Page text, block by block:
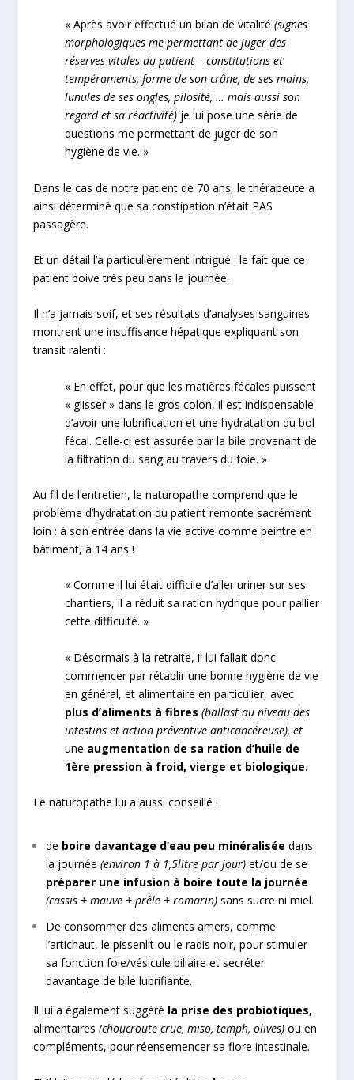
« Après avoir effectué un bilan de vitalité(signes
morphologiques me permettant de juger des
réserves vitales du patient – constitutions et
tempéraments, forme de son crâne, de ses mains,
lunules de ses ongles, pilosité, … mais aussi son
regard et sa réactivité) je lui pose une série de
questions me permettant de juger de son
hygiène de vie. »
Dans le cas de notre patient de 70 ans, le thérapeute a
ainsi déterminé que sa constipation n’était PAS
passagère.
Et un détail l’a particulièrement intrigué : le fait que ce
patient boive très peu dans la journée.
Il n’a jamais soif, et ses résultats d’analyses sanguines
montrent une insuffisance hépatique expliquant son
transit ralenti :
« En effet, pour que les matières fécales puissent
« glisser » dans le gros colon, il est indispensable
d’avoir une lubrification et une hydratation du bol
fécal. Celle-ci est assurée par la bile provenant de
la filtration du sang au travers du foie. »
Au fil de l’entretien, le naturopathe comprend que le
problème d’hydratation du patient remonte sacrément
loin : à son entrée dans la vie active comme peintre en
bâtiment, à 14 ans !
« Comme il lui était difficile d’aller uriner sur ses
chantiers, il a réduit sa ration hydrique pour pallier
cette difficulté. »
« Désormais à la retraite, il lui fallait donc
commencer par rétablir une bonne hygiène de vie
en général, et alimentaire en particulier, avec
plus d’aliments à fibres(ballast au niveau des
intestins et action préventive anticancéreuse), et
une augmentation de sa ration d’huile de
1ère pression à froid, vierge et biologique.
Le naturopathe lui a aussi conseillé :
de boire davantage d’eau peu minéralisée dans
la journée(environ 1 à 1,5litre par jour)et/ou de se
préparer une infusion à boire toute la journée
(cassis + mauve + prêle + romarin)sans sucre ni miel.
De consommer des aliments amers, comme
l’artichaut, le pissenlit ou le radis noir, pour stimuler
sa fonction foie/vésicule biliaire et secréter
davantage de bile lubrifiante.
Il lui a également suggéré la prise des probiotiques,
alimentaires(choucroute crue, miso, temph, olives) ou en
compléments, pour réensemencer sa flore intestinale.